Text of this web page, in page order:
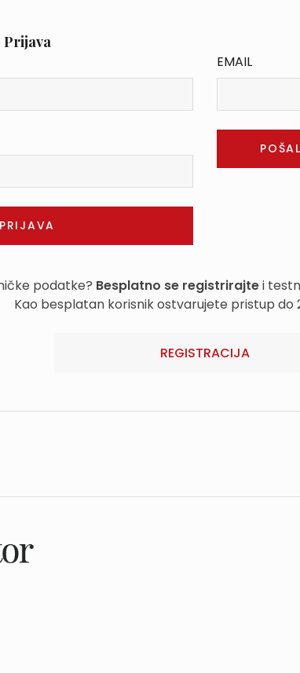
Prijava
EMAIL
podatke? Besplatno se registrirajtei
Kao besplatan korisnik ostvarujete pristup do
REGISTRACIJA